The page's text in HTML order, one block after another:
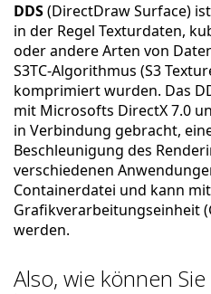
DDS(DirectDraw Surface)
in der Regel Texturdaten,
oder andere Arten von
S3TC-Algorithmus (S3
komprimiert wurden. Das
mit Microsofts DirectX 7.0
in Verbindung gebracht,
Beschleunigung des
verschiedenen
Containerdatei und kann
Grafikverarbeitungseinheit
werden.
Also, wie können